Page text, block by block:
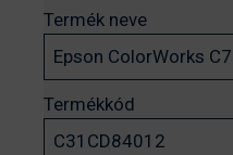
Termék neve
Termékkód